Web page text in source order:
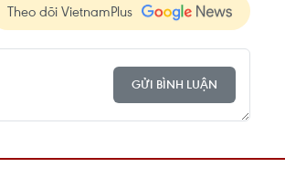
Theo dõi VietnamPlus
GỬI BÌNH LUẬN